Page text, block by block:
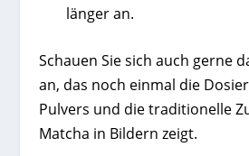
länger an.
Schauen Sie sich auch gerne
an, das noch einmal die
Pulvers und die traditionelle
Matcha in Bildern zeigt.